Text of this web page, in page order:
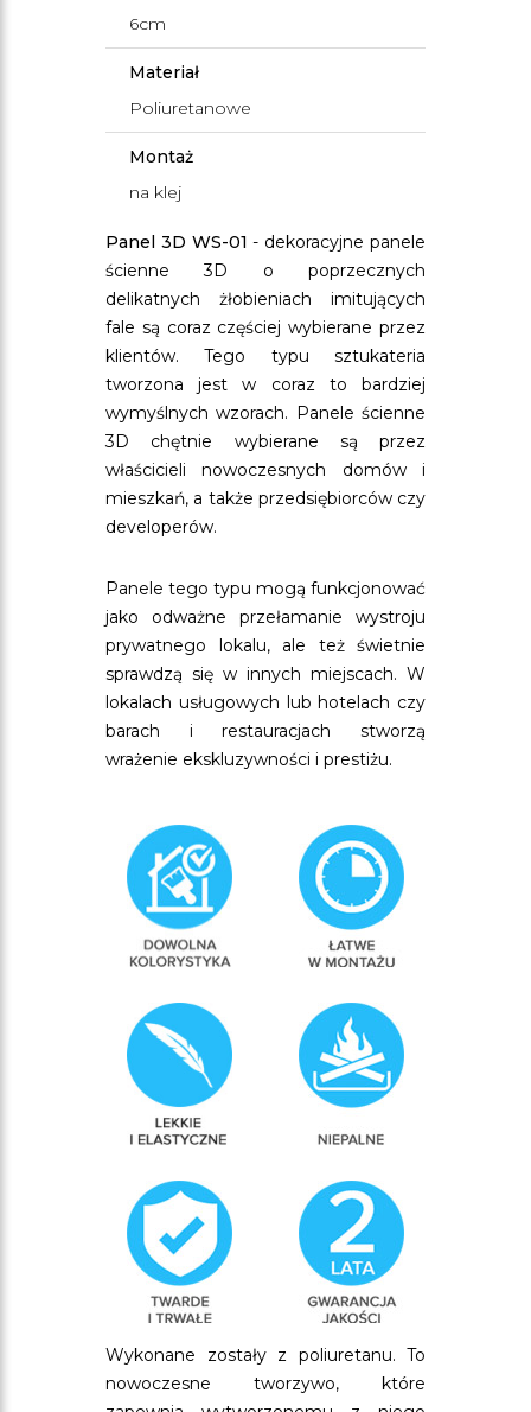
6cm
Materiał
Poliuretanowe
Montaż
na klej
Panel 3D WS-01 - dekoracyjne panele
ścienne 3D o poprzecznych
delikatnych żłobieniach imitujących
fale są coraz częściej wybierane przez
klientów. Tego typu sztukateria
tworzona jest w coraz to bardziej
wymyślnych wzorach. Panele ścienne
3D chętnie wybierane są przez
właścicieli nowoczesnych domów i
mieszkań, a także przedsiębiorców czy
developerów.
Panele tego typu mogą funkcjonować
jako odważne przełamanie wystroju
prywatnego lokalu, ale też świetnie
sprawdzą się w innych miejscach. W
lokalach usługowych lub hotelach czy
barach i restauracjach stworzą
wrażenie ekskluzywności i prestiżu.
Wykonane zostały z poliuretanu. To
nowoczesne tworzywo, które